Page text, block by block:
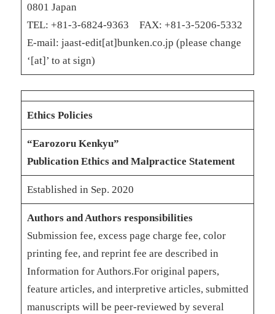
0801 Japan
TEL: +81-3-6824-9363 FAX: +81-3-5206-5332
E-mail: jaast-edit[at]bunken.co.jp (please change
‘[at]’ to at sign)
Ethics Policies
“Earozoru Kenkyu”
Publication Ethics and Malpractice Statement
Established in Sep. 2020
Authors and Authors responsibilities
Submission fee, excess page charge fee, color
printing fee, and reprint fee are described in
Information for Authors.For original papers,
feature articles, and interpretive articles, submitted
manuscripts will be peer-reviewed by several